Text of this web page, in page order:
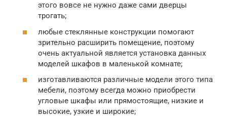
этого вовсе не нужно даже сами дверцы
трогать;
любые стеклянные конструкции помогают
зрительно расширить помещение, поэтому
очень актуальной является установка данных
моделей шкафов в маленькой комнате;
изготавливаются различные модели этого типа
мебели, поэтому всегда можно приобрести
угловые шкафы или прямостоящие, низкие и
высокие, узкие и широкие;